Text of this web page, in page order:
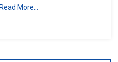
Read More…